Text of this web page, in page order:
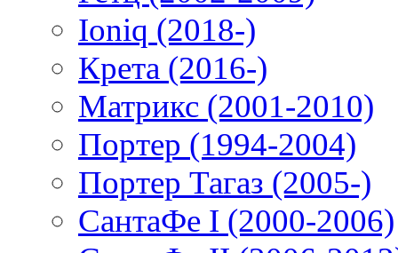
Ioniq (2018-)
Крета (2016-)
Матрикс (2001-2010)
Портер (1994-2004)
Портер Тагаз (2005-)
СантаФе I (2000-2006)